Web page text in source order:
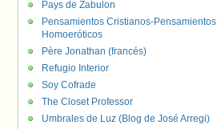
Pays de Zabulon
Pensamientos Cristianos-Pensamientos
Homoeróticos
Père Jonathan (francés)
Refugio Interior
Soy Cofrade
The Closet Professor
Umbrales de Luz (Blog de José Arregi)